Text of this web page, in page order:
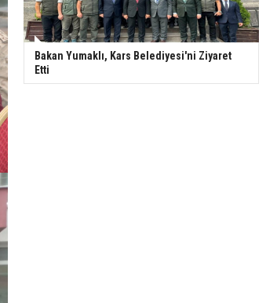
Bakan Yumaklı, Kars Belediyesi'ni Ziyaret
Etti